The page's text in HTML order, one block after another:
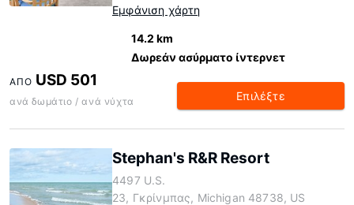
Εμφάνιση χάρτη
14.2 km
Δωρεάν ασύρματο ίντερνετ
ΑΠΌ USD 501
ανά δωμάτιο / ανά νύχτα Επιλέξτε
Stephan's R&R Resort
4497 U.S.
23, Γκρίνμπας, Michigan 48738, US